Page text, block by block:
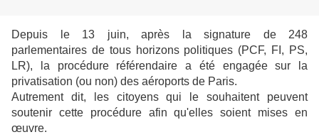
Depuis le 13 juin, après la signature de 248
parlementaires de tous horizons politiques (PCF, FI, PS,
LR), la procédure référendaire a été engagée sur la
privatisation (ou non) des aéroports de Paris.
Autrement dit, les citoyens qui le souhaitent peuvent
soutenir cette procédure afin qu'elles soient mises en
œuvre.